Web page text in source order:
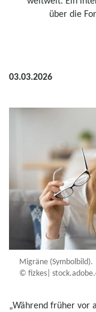
über die
03.03.2026
Migräne (Symbolbild).
© fizkes|
„Während früher vor